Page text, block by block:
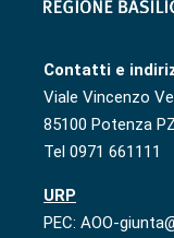
Contatti e
Viale Vincenzo
85100 Potenza PZ
Tel 0971 661111
URP
PEC: AOO-